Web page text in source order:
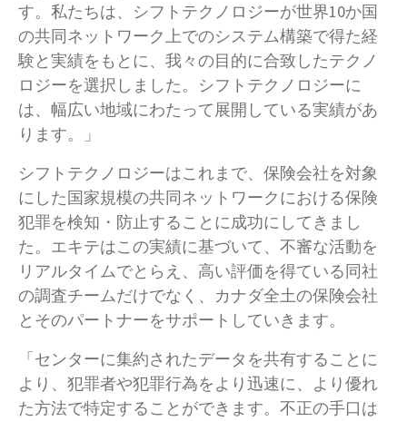
す。私たちは、シフトテクノロジーが世界10か国
の共同ネットワーク上でのシステム構築で得た経
験と実績をもとに、我々の目的に合致したテクノ
ロジーを選択しました。シフトテクノロジーに
は、幅広い地域にわたって展開している実績があ
ります。」
シフトテクノロジーはこれまで、保険会社を対象
にした国家規模の共同ネットワークにおける保険
犯罪を検知・防止することに成功にしてきまし
た。エキテはこの実績に基づいて、不審な活動を
リアルタイムでとらえ、高い評価を得ている同社
の調査チームだけでなく、カナダ全土の保険会社
とそのパートナーをサポートしていきます。
「センターに集約されたデータを共有することに
より、犯罪者や犯罪行為をより迅速に、より優れ
た方法で特定することができます。不正の手口は